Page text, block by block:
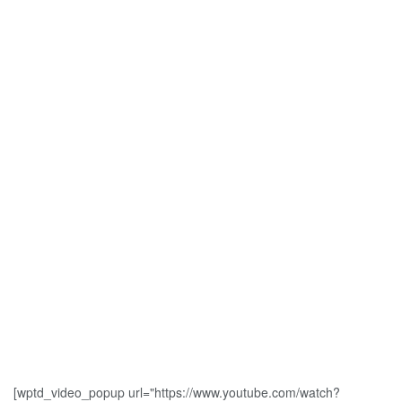
[wptd_video_popup url="https://www.youtube.com/watch?